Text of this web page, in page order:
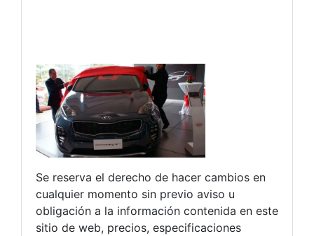
Se reserva el derecho de hacer cambios en
cualquier momento sin previo aviso u
obligación a la información contenida en este
sitio de web, precios, especificaciones